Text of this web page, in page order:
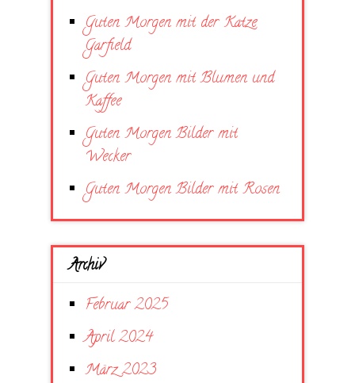
Guten Morgen mit der Katze
Garfield
Guten Morgen mit Blumen und
Kaffee
Guten Morgen Bilder mit
Wecker
Guten Morgen Bilder mit Rosen
Archiv
Februar 2025
April 2024
März 2023